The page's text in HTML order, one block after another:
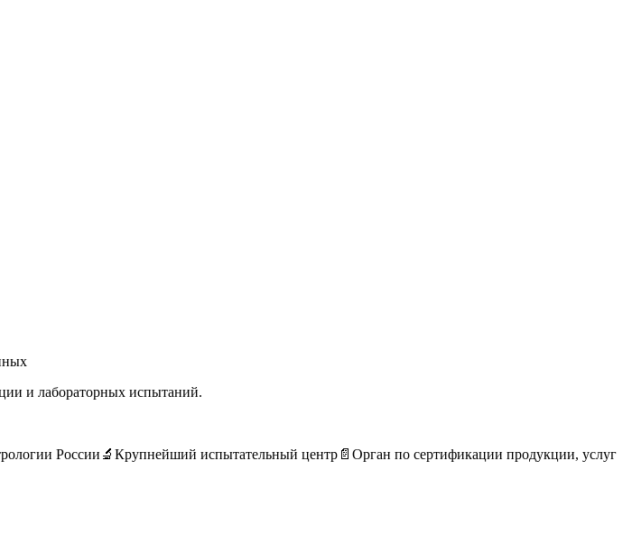
и лабораторных испытаний.
России🔬Крупнейший испытательный центр📄Орган по сертификации продукции, услуг